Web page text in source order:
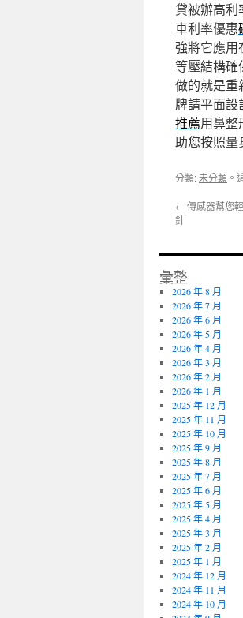
貸被辦高利
車利率優惠
強將它應用
等壓結構確
做的就是重
牌請平面設
推薦用鼻整
助您按照量
分類:未分類 。
← 傳感器幫您
針
彙整
2026 年 8 月
2026 年 7 月
2026 年 6 月
2026 年 5 月
2026 年 4 月
2026 年 3 月
2026 年 2 月
2026 年 1 月
2025 年 12 月
2025 年 11 月
2025 年 10 月
2025 年 9 月
2025 年 8 月
2025 年 7 月
2025 年 6 月
2025 年 5 月
2025 年 4 月
2025 年 3 月
2025 年 2 月
2025 年 1 月
2024 年 12 月
2024 年 11 月
2024 年 10 月